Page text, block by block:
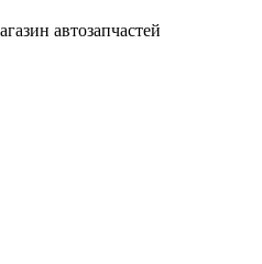
автозапчастей